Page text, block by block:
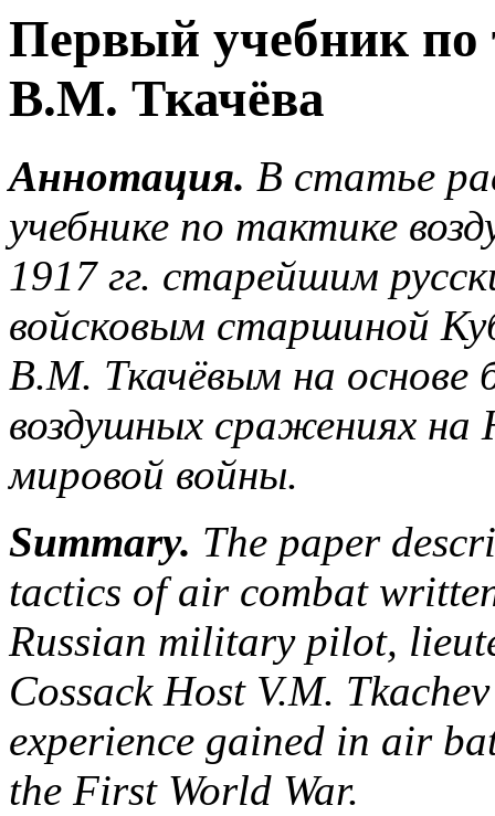
Первый учебник по
В.М. Ткачёва
Аннотация. В статье
учебнике по тактике
1917 гг. старейшим
войсковым старшиной
В.М. Ткачёвым на основе
воздушных сражениях
мировой войны.
Summary. The paper
tactics of air combat
Russian military pilot,
Cossack Host V.M.
experience gained in air
the First World War.